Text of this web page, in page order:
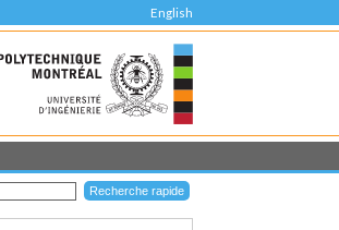
English